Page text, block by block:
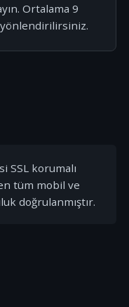
Ortalama 9
yönlendirilirsiniz.
SSL korumalı
tüm mobil ve
doğrulanmıştır.